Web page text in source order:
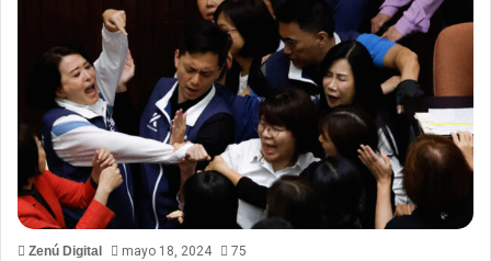
Zenú Digital mayo 18, 2024 75